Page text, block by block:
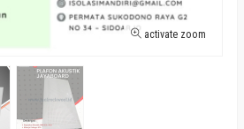
activate zoom